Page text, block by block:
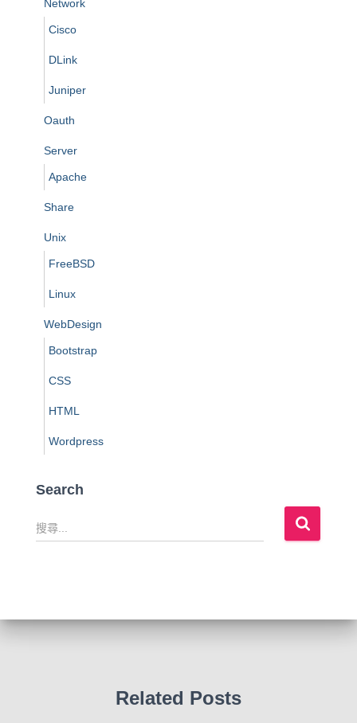
Network
Cisco
DLink
Juniper
Oauth
Server
Apache
Share
Unix
FreeBSD
Linux
WebDesign
Bootstrap
CSS
HTML
Wordpress
Search
搜
尋
Related Posts